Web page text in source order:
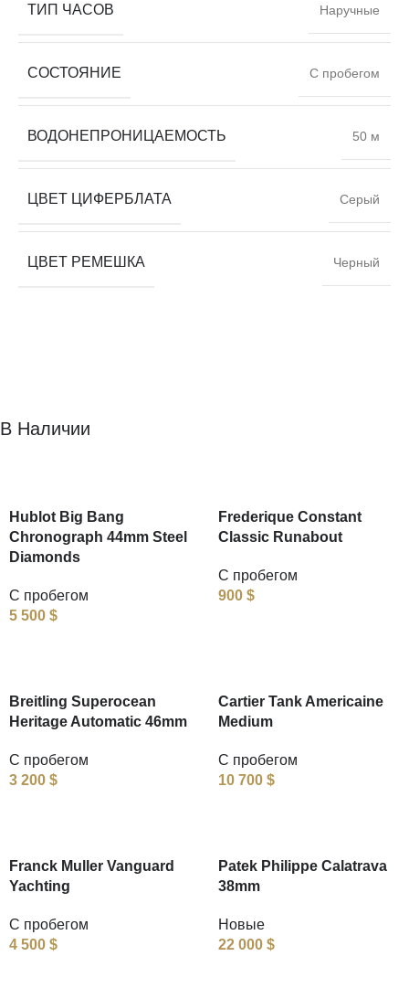
ТИП ЧАСОВ Наручные
СОСТОЯНИЕ С пробегом
ВОДОНЕПРОНИЦАЕМОСТЬ 50 м
ЦВЕТ ЦИФЕРБЛАТА Серый
ЦВЕТ РЕМЕШКА Черный
В Наличии
Hublot Big Bang
Chronograph 44mm Steel
Diamonds
С пробегом
5 500 $
Frederique Constant
Classic Runabout
С пробегом
900 $
Breitling Superocean
Heritage Automatic 46mm
С пробегом
3 200 $
Cartier Tank Americaine
Medium
С пробегом
10 700 $
Franck Muller Vanguard
Yachting
С пробегом
4 500 $
Patek Philippe Calatrava
38mm
Новые
22 000 $